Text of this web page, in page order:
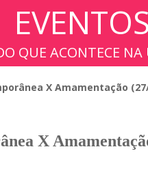
EVENTOS
QUE ACONTECE NA
X Amamentação